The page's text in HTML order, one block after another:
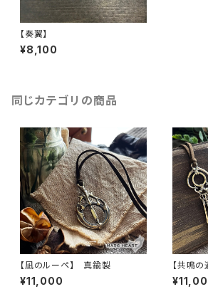
【奏翼】
¥8,100
同じカテゴリの商品
【凪のルーペ】 真鍮製
¥11,000
【共鳴